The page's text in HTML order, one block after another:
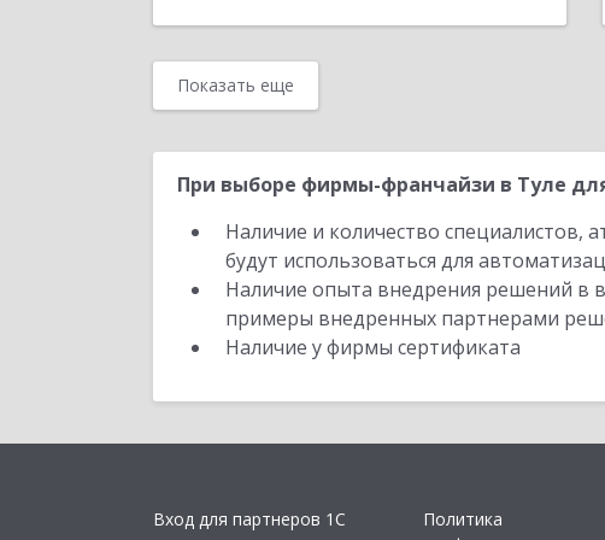
Показать еще
При выборе фирмы-франчайзи в Туле
Наличие и количество специалистов,
будут использоваться для
Наличие опыта внедрения решений в
примеры внедренных партнерами
Наличие у фирмы сертификата
Вход для партнеров 1С
Политика